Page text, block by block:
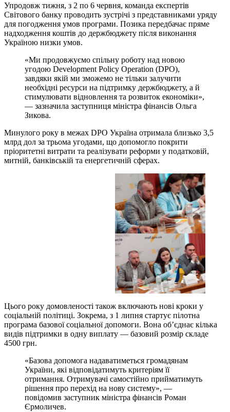
Упродовж тижня, з 2 по 6 червня, команда експертів
Світового банку проводить зустрічі з представниками уряду
для погодження умов програми. Позика передбачає пряме
надходження коштів до держбюджету після виконання
Україною низки умов.
«Ми продовжуємо спільну роботу над новою
угодою Development Policy Operation (DPO),
завдяки якій ми зможемо не тільки залучити
необхідні ресурси на підтримку держбюджету, а й
стимулювати відновлення та розвиток економіки»,
— зазначила заступниця міністра фінансів Ольга
Зикова.
Минулого року в межах DPO Україна отримала близько 3,5
млрд дол за трьома угодами, що допомогло покрити
пріоритетні витрати та реалізувати реформи у податковій,
митній, банківській та енергетичній сферах.
Цього року домовленості також включають нові кроки у
соціальній політиці. Зокрема, з 1 липня стартує пілотна
програма базової соціальної допомоги. Вона об’єднає кілька
видів підтримки в одну виплату — базовий розмір складе
4500 грн.
«Базова допомога надаватиметься громадянам
України, які відповідатимуть критеріям її
отримання. Отримувачі самостійно прийматимуть
рішення про перехід на нову систему», —
повідомив заступник міністра фінансів Роман
Єрмоличев.